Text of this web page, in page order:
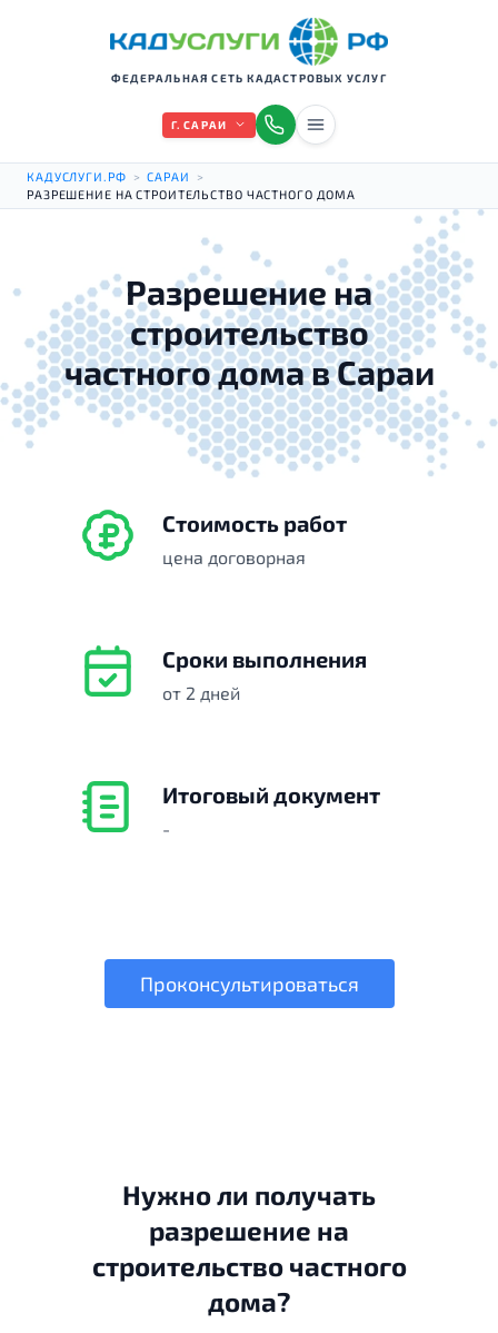
ФЕДЕРАЛЬНАЯ СЕТЬ КАДАСТРОВЫХ УСЛУГ
Г. САРАИ
КАДУСЛУГИ.РФ > САРАИ
>
РАЗРЕШЕНИЕ НА СТРОИТЕЛЬСТВО ЧАСТНОГО ДОМА
Разрешение на
строительство
частного дома в Сараи
Стоимость работ
цена договорная
Сроки выполнения
от 2 дней
Итоговый документ
-
Проконсультироваться
Нужно ли получать
разрешение на
строительство частного
дома?